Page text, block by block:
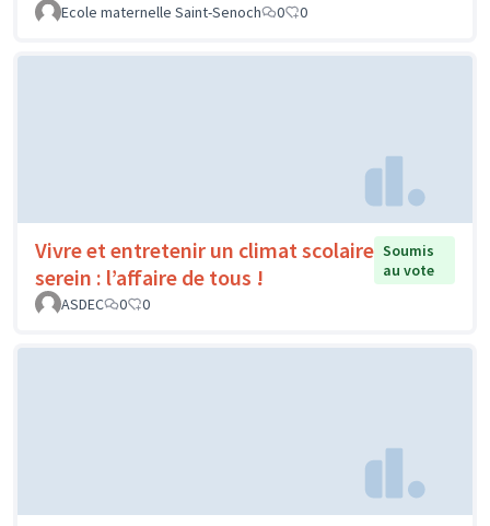
Ecole maternelle Saint-Senoch
0 0
Vivre et entretenir un climat scolaire
serein : l’affaire de tous !
Soumis
au vote
ASDEC
0 0